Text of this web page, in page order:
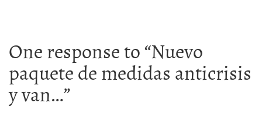
One response to “Nuevo
paquete de medidas anticrisis
y van…”